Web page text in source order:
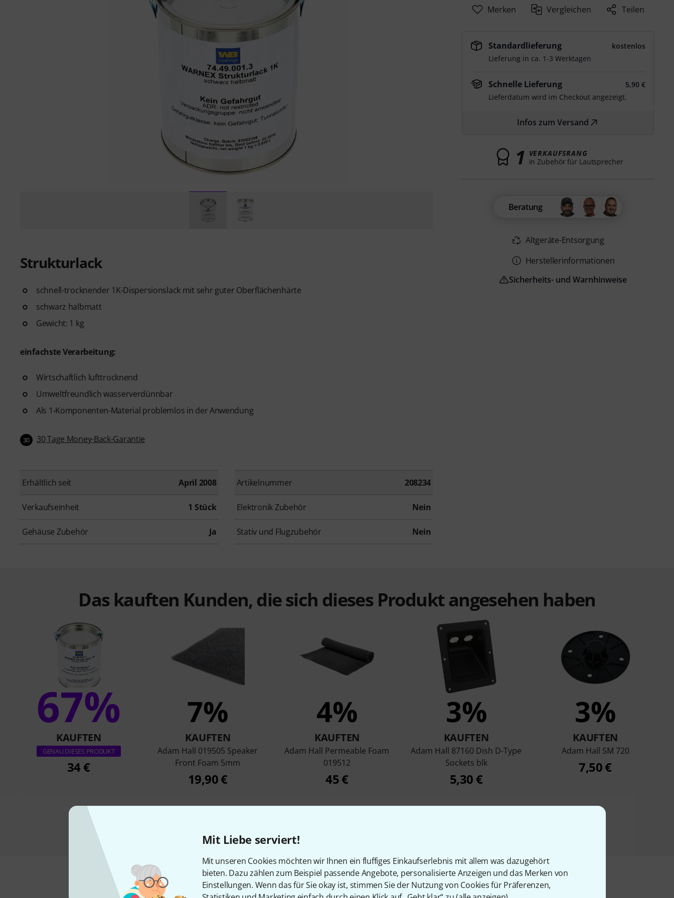
Mit Liebe serviert!
Mit unseren Cookies möchten wir Ihnen ein fluffiges Einkaufserlebnis mit allem was dazugehört
bieten. Dazu zählen zum Beispiel passende Angebote, personalisierte Anzeigen und das Merken von
Einstellungen. Wenn das für Sie okay ist, stimmen Sie der Nutzung von Cookies für Präferenzen,
Strukturlack
schnell-trocknender 1K-Dispersionslack mit sehr guter Oberflächenhärte
schwarz halbmatt
Gewicht: 1 kg
einfachste Verarbeitung:
Wirtschaftlich lufttrocknend
Umweltfreundlich wasserverdünnbar
Als 1-Komponenten-Material problemlos in der Anwendung
30 30 Tage Money-Back-Garantie
Erhältlich seit April 2008 Artikelnummer 208234
Verkaufseinheit 1 Stück Elektronik Zubehör Nein
Gehäuse Zubehör Ja Stativ und Flugzubehör Nein
Merken Vergleichen Teilen
Standardlieferung
kostenlos
Lieferung in ca. 1-3 Werktagen
Schnelle Lieferung
5,90 €
Lieferdatum wird im Checkout angezeigt.
Infos zum Versand
1 VERKAUFSRANG
in Zubehör für Lautsprecher
Beratung
Altgeräte-Entsorgung
Herstellerinformationen
Sicherheits- und Warnhinweise
Das kauften Kunden, die sich dieses Produkt angesehen haben
67%
KAUFTEN
GENAU DIESES PRODUKT
34 €
7%
KAUFTEN
Adam Hall 019505 Speaker
Front Foam 5mm
19,90 €
4%
KAUFTEN
Adam Hall Permeable Foam
019512
45 €
3%
KAUFTEN
Adam Hall 87160 Dish D-Type
Sockets blk
5,30 €
3%
KAUFTEN
Adam Hall SM 720
7,50 €